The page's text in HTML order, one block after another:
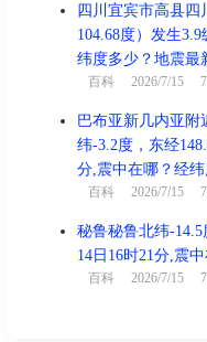
四川宜宾市高县四
104.68度）发生
纬度多少？地震最
百科 2026/7/15
巴布亚新几内亚附
纬-3.2度，东经
分,震中在哪？经
百科 2026/7/15
秘鲁秘鲁北纬-14.5
14日16时21分,震
百科 2026/7/15